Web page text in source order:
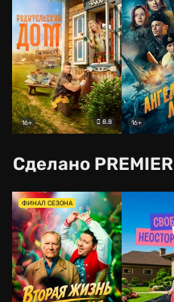
16+ 8.8 16+
Сделано PREMIER
ФИНАЛ СЕЗОНА